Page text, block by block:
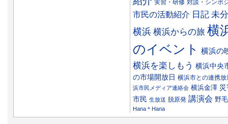
実習・研修 対談・シンポ
市民の活動紹介 日記 未
横浜 横浜からの旅 横
のイベント
横浜の
横浜を楽しもう 横浜中央
の市場開放日 横浜市との連携放
浜市民メディア連絡会 横浜金澤
市民 生放送 脱原発 講演会 野毛
Hana＊Hana